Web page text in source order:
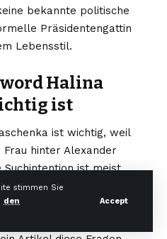
stimmen Sie
den
Accept
bekannte politische
Präsidentengattin
Lebensstil.
Halina
ist
ist wichtig, weil
hinter Alexander
Suchintention ist meist
wer sie ist, ob sie
Kinder sie hat, warum
Rolle sie in Belarus